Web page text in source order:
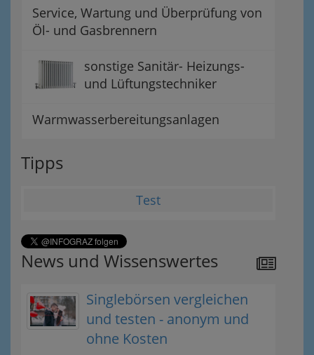
Service, Wartung und Überprüfung von
Öl- und Gasbrennern
sonstige Sanitär- Heizungs-
und Lüftungstechniker
Warmwasserbereitungsanlagen
Tipps
Test
News und Wissenswertes
Singlebörsen vergleichen
und testen - anonym und
ohne Kosten